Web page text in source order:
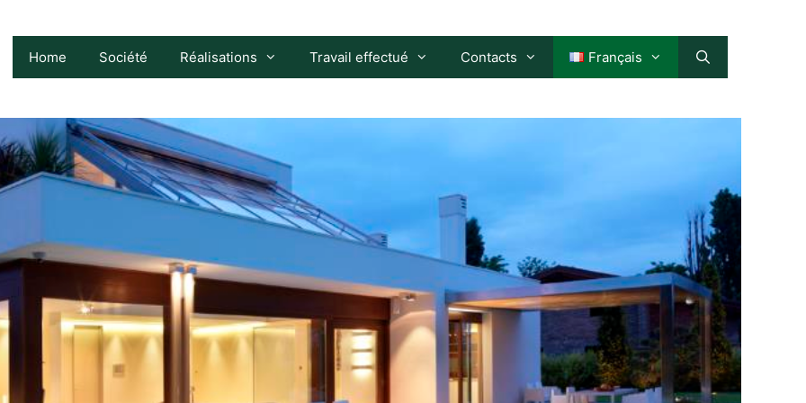
Home Société Réalisations Travail effectué Contacts Français